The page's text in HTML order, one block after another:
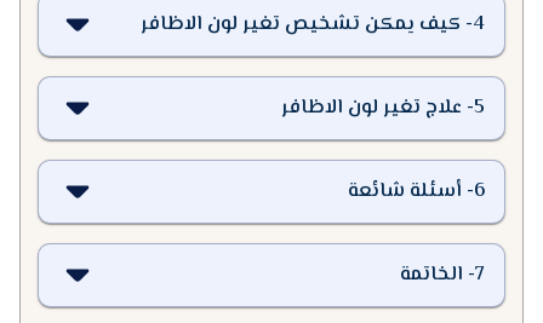
4
- كيف يمكن تشخيص تغير لون الاظافر
5
- علاج تغير لون الاظافر
6
- أسئلة شائعة
7
- الخاتمة